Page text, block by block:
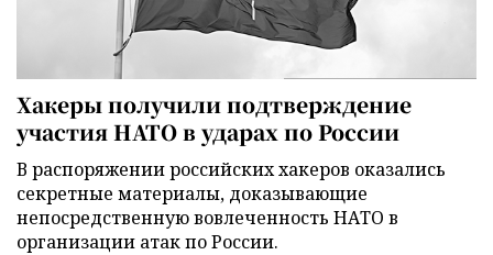
Хакеры получили подтверждение
участия НАТО в ударах по России
В распоряжении российских хакеров оказались
секретные материалы, доказывающие
непосредственную вовлеченность НАТО в
организации атак по России.